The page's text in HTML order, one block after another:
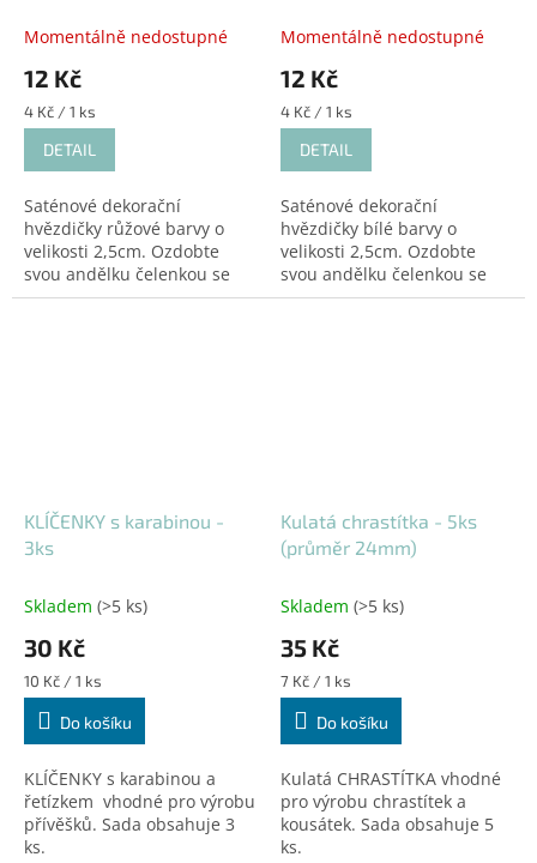
Momentálně nedostupné
12 Kč
Měrná
cena:
4 Kč / 1 ks
DETAIL
Saténové dekorační
hvězdičky růžové barvy o
velikosti 2,5cm. Ozdobte
svou andělku čelenkou se
saténovou hvězdičkou a
Momentálně nedostupné
12 Kč
Měrná
cena:
4 Kč / 1 ks
DETAIL
Saténové dekorační
hvězdičky bílé barvy o
velikosti 2,5cm. Ozdobte
svou andělku čelenkou se
saténovou hvězdičkou a
KLÍČENKY s karabinou -
3ks
Skladem (>5 ks)
30 Kč
Měrná
cena:
10 Kč / 1 ks
Do košíku
KLÍČENKY s karabinou a
řetízkem vhodné pro výrobu
přívěšků. Sada obsahuje 3
ks.
Kulatá chrastítka - 5ks
(průměr 24mm)
Skladem (>5 ks)
35 Kč
Měrná
cena:
7 Kč / 1 ks
Do košíku
Kulatá CHRASTÍTKA vhodné
pro výrobu chrastítek a
kousátek. Sada obsahuje 5
ks.